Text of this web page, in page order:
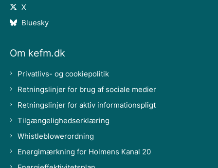
X
Bluesky
Om kefm.dk
Privatlivs- og cookiepolitik
Retningslinjer for brug af sociale medier
Retningslinjer for aktiv informationspligt
Tilgængelighedserklæring
Whistleblowerordning
Energimærkning for Holmens Kanal 20